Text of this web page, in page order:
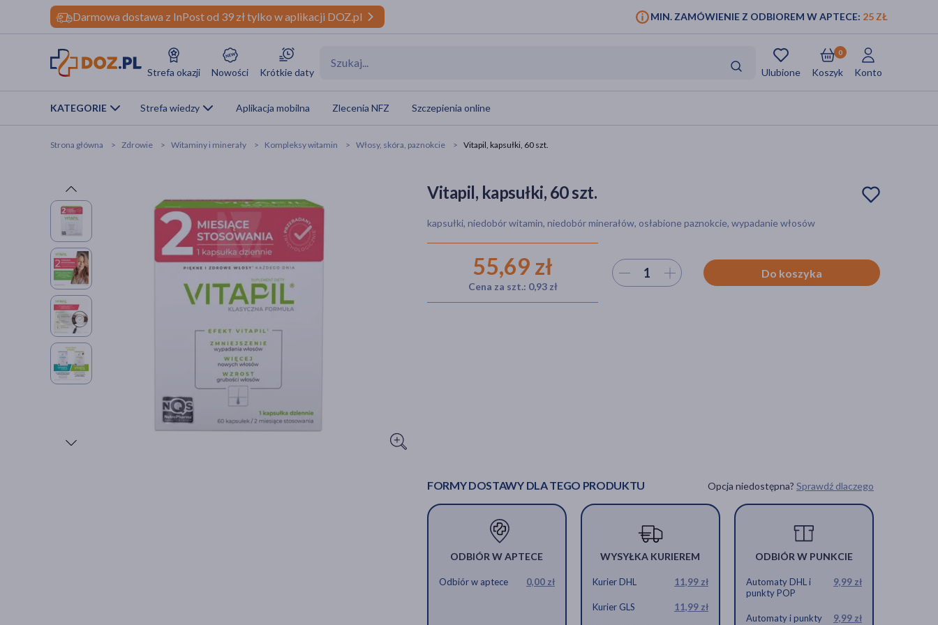
Darmowa dostawa z InPost od 39 zł tylko w aplikacji DOZ.pl MIN. ZAMÓWIENIE Z ODBIOREM W APTECE: 25 ZŁ
Strefa okazji Nowości Krótkie daty Ulubione Koszyk
0
Konto
KATEGORIE Strefa wiedzy Aplikacja mobilna Zlecenia NFZ Szczepienia online
Strona główna Zdrowie Witaminy i minerały Kompleksy witamin Włosy, skóra, paznokcie Vitapil, kapsułki, 60 szt.
Vitapil, kapsułki, 60 szt.
kapsułki, niedobór witamin, niedobór minerałów, osłabione paznokcie, wypadanie włosów
55,69 zł
Cena za szt.: 0,93 zł
Wybierz ilość Do koszyka
FORMY DOSTAWY DLA TEGO PRODUKTU Opcja niedostępna? Sprawdź dlaczego
ODBIÓR W APTECE
Odbiór w aptece 0,00 zł
WYSYŁKA KURIEREM
Kurier DHL 11,99 zł
Kurier GLS 11,99 zł
ODBIÓR W PUNKCIE
Automaty DHL i
punkty POP
9,99 zł
Automaty i punkty
9,99 zł